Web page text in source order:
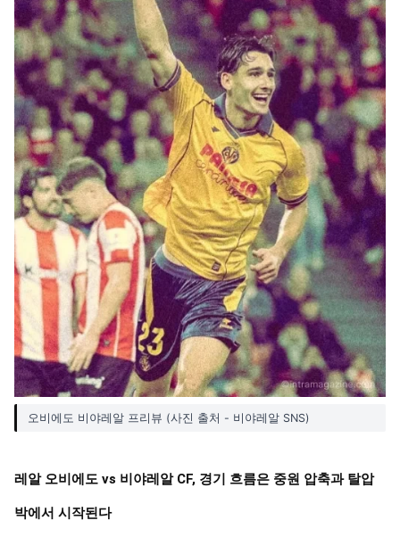
오비에도 비야레알 프리뷰 (사진 출처 - 비야레알 SNS)
레알 오비에도 vs 비야레알 CF, 경기 흐름은 중원 압축과 탈압
박에서 시작된다